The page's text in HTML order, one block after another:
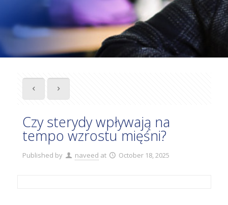
Czy sterydy wpływają na
tempo wzrostu mięśni?
Published by naveed at October 18, 2025